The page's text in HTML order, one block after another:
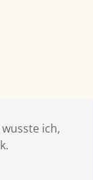
ich,